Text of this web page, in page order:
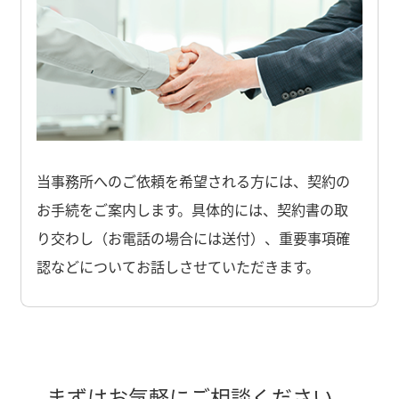
当事務所へのご依頼を希望される方には、契約の
お手続をご案内します。具体的には、契約書の取
り交わし（お電話の場合には送付）、重要事項確
認などについてお話しさせていただきます。